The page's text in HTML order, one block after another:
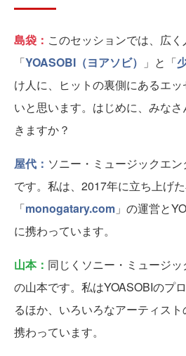
島袋： このセッションでは、広
「YOASOBI（ヨアソビ） 」と「
け人に、ヒットの裏側にあるエ
いと思います。はじめに、みな
きますか？
屋代： ソニー・ミュージックエ
です。私は、2017年に立ち上げ
「monogatary.com 」の運営と
に携わっています。
山本： 同じくソニー・ミュージ
の山本です。私はYOASOBIのプ
るほか、いろいろなアーティス
携わっています。